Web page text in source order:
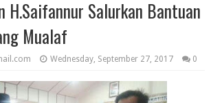
H.Saifannur Salurkan Bantuan
Mualaf
Wednesday, September 27, 2017 0